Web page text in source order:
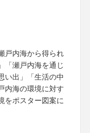
戸内海から得られ
「瀬戸内海を通じ
い出」「生活の中
内海の環境に対す
をポスター図案に